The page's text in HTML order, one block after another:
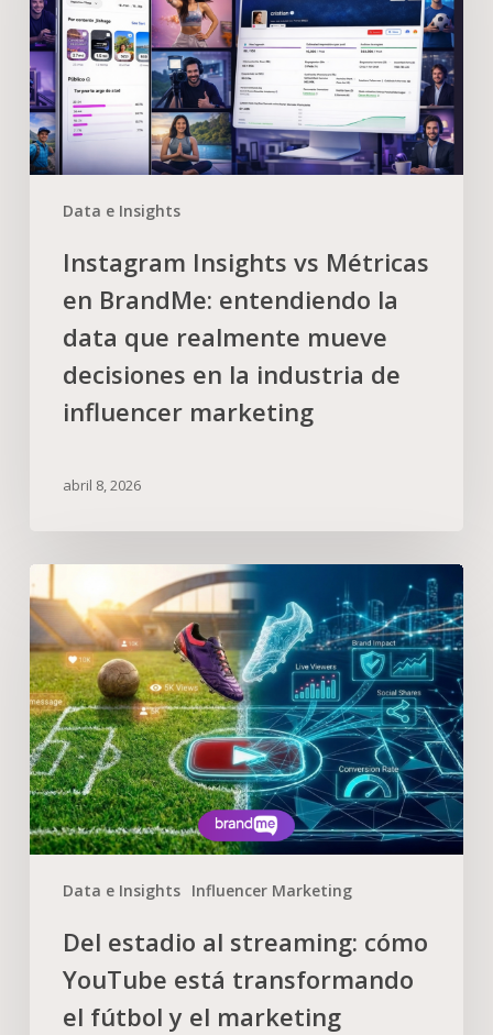
Data e Insights
Instagram Insights vs Métricas
en BrandMe: entendiendo la
data que realmente mueve
decisiones en la industria de
influencer marketing
abril 8, 2026
Data e Insights Influencer Marketing
Del estadio al streaming: cómo
YouTube está transformando
el fútbol y el marketing